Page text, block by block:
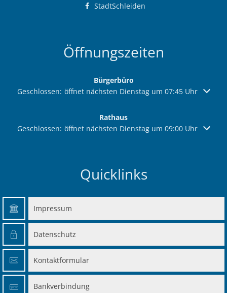
StadtSchleiden
Öffnungszeiten
Bürgerbüro
Klicken, um weitere Öffnungs- oder Schließzeiten
Geschlossen: öffnet nächsten Dienstag um 07:45 Uhr
Rathaus
Klicken, um weitere Öffnungs- oder Schließzeiten
Geschlossen: öffnet nächsten Dienstag um 09:00 Uhr
Quicklinks
Impressum
Datenschutz
Kontaktformular
Bankverbindung